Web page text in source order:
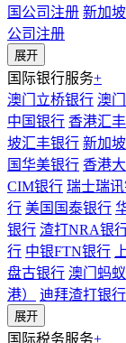
国公司注册 新加
公司注册
展开
国际银行服务+
澳门立桥银行 澳
中国银行 香港汇
坡汇丰银行 新加
国华美银行 香港
CIM银行 瑞士瑞
行 美国国泰银行
银行 渣打NRA银
行 中银FTN银行
盘古银行 澳门蚂
港）
迪拜渣打银行
展开
国际税务服务+